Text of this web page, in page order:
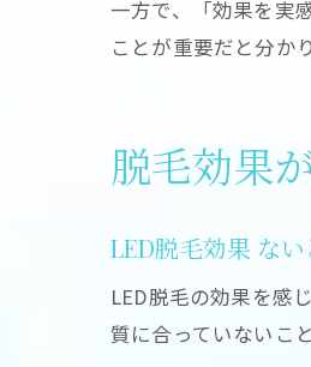
一方で、「効果を実
ことが重要だと分か
脱毛効果
LED脱毛効果 な
LED脱毛の効果を感
質に合っていないこ